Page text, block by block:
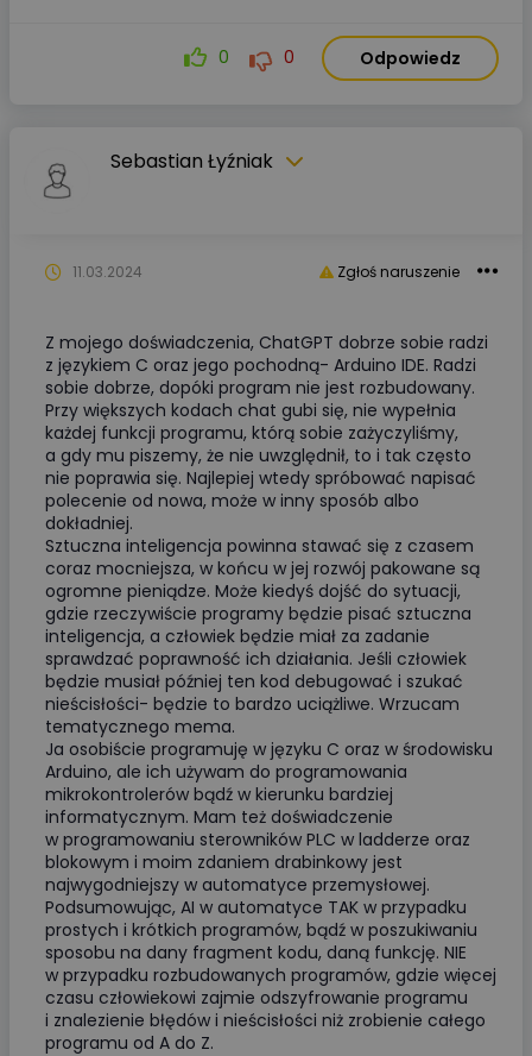
0 0 Odpowiedz
Sebastian Łyźniak
Zgłoś naruszenie
11.03.2024
Z mojego doświadczenia, ChatGPT dobrze sobie radzi
z językiem C oraz jego pochodną- Arduino IDE. Radzi
sobie dobrze, dopóki program nie jest rozbudowany.
Przy większych kodach chat gubi się, nie wypełnia
każdej funkcji programu, którą sobie zażyczyliśmy,
a gdy mu piszemy, że nie uwzględnił, to i tak często
nie poprawia się. Najlepiej wtedy spróbować napisać
polecenie od nowa, może w inny sposób albo
dokładniej.
Sztuczna inteligencja powinna stawać się z czasem
coraz mocniejsza, w końcu w jej rozwój pakowane są
ogromne pieniądze. Może kiedyś dojść do sytuacji,
gdzie rzeczywiście programy będzie pisać sztuczna
inteligencja, a człowiek będzie miał za zadanie
sprawdzać poprawność ich działania. Jeśli człowiek
będzie musiał później ten kod debugować i szukać
nieścisłości- będzie to bardzo uciążliwe. Wrzucam
tematycznego mema.
Ja osobiście programuję w języku C oraz w środowisku
Arduino, ale ich używam do programowania
mikrokontrolerów bądź w kierunku bardziej
informatycznym. Mam też doświadczenie
w programowaniu sterowników PLC w ladderze oraz
blokowym i moim zdaniem drabinkowy jest
najwygodniejszy w automatyce przemysłowej.
Podsumowując, AI w automatyce TAK w przypadku
prostych i krótkich programów, bądź w poszukiwaniu
sposobu na dany fragment kodu, daną funkcję. NIE
w przypadku rozbudowanych programów, gdzie więcej
czasu człowiekowi zajmie odszyfrowanie programu
i znalezienie błędów i nieścisłości niż zrobienie całego
programu od A do Z.